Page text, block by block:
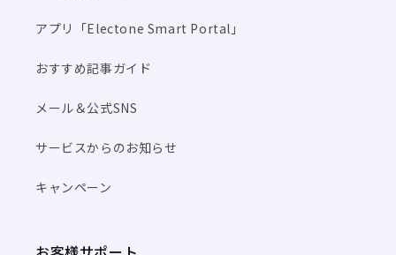
アプリ「Electone Smart Portal」
おすすめ記事ガイド
メール＆公式SNS
サービスからのお知らせ
キャンペーン